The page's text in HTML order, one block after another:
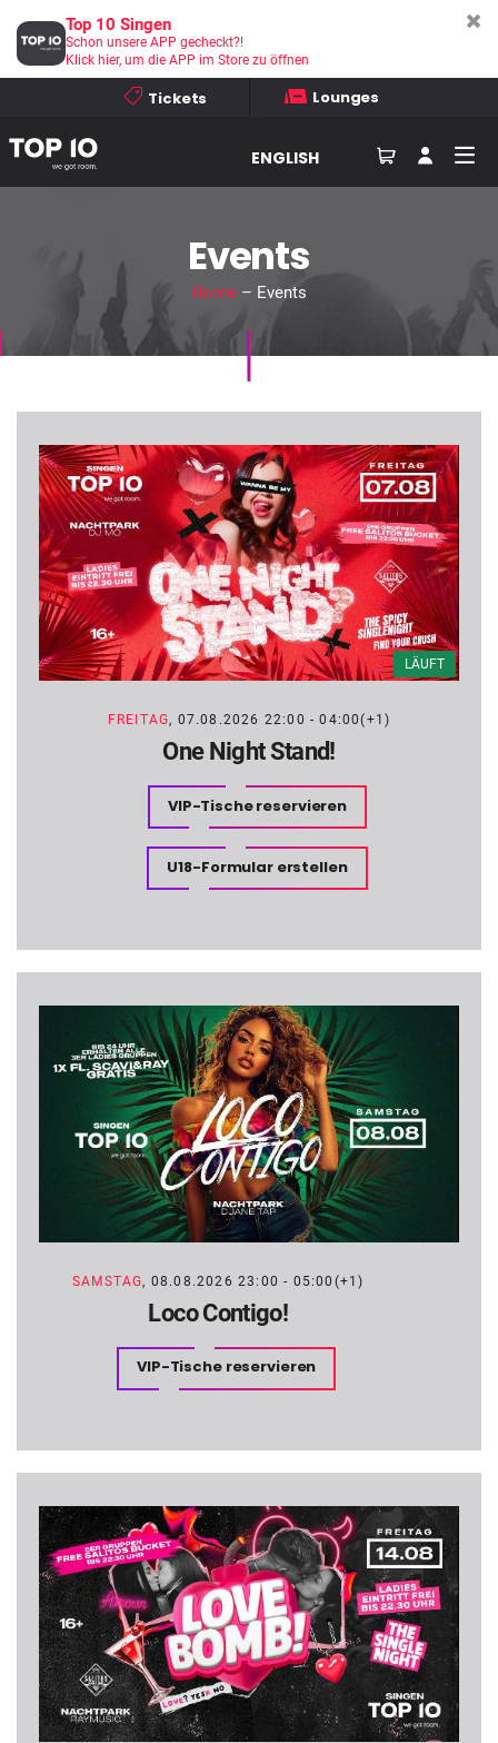
Tickets Lounges
ENGLISH
Events
Home– Events
FREITAG, 07.08.2026 22:00 - 04:00(+1)
One Night Stand!
VIP-Tische reservieren
U18-Formular erstellen
SAMSTAG, 08.08.2026 23:00 - 05:00(+1)
Loco Contigo!
VIP-Tische reservieren
Top 10 Singen
Schon unsere APP gecheckt?!
Klick hier, um die APP im Store zu öffnen